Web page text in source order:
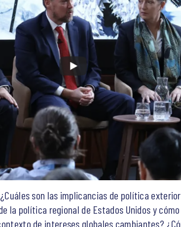
son las implicancias de política
la política regional de Estados Unidos y
de intereses globales cambiantes?